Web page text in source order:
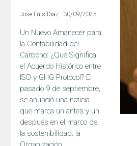
Jose Luis Diaz 30/09/2025
Un Nuevo Amanecer para
la Contabilidad del
Carbono: ¿Qué Significa
el Acuerdo Histórico entre
ISO y GHG Protocol? El
pasado 9 de septiembre,
se anunció una noticia
que marca un antes y un
después en el marco de
la sostenibilidad: la